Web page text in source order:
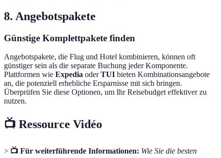
8. Angebotspakete
Günstige Komplettpakete finden
Angebotspakete, die Flug und Hotel kombinieren, können oft
günstiger sein als die separate Buchung jeder Komponente.
Plattformen wie Expedia oderTUI bieten Kombinationsangebote
an, die potenziell erhebliche Ersparnisse mit sich bringen.
Überprüfen Sie diese Optionen, um Ihr Reisebudget effektiver zu
nutzen.
📺 Ressource Vidéo
> 📺 Für weiterführende Informationen: Wie Sie die besten